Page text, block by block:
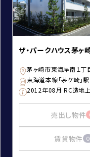
ザ・パークハウス茅ヶ
茅ヶ崎市東海岸南１丁
東海道本線「茅ケ崎
2012年08月 RC造地
売出し物件
賃貸物件 0